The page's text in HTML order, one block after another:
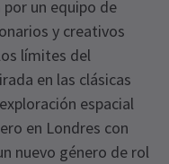
un equipo de
y creativos
límites del
en las clásicas
espacial
en Londres con
nuevo género de rol